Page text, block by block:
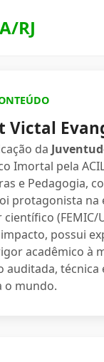
RJ
Victal
da
Imortal pela
e Pedagogia,
protagonista na
científico
possui
acadêmico à
auditada,
o mundo.